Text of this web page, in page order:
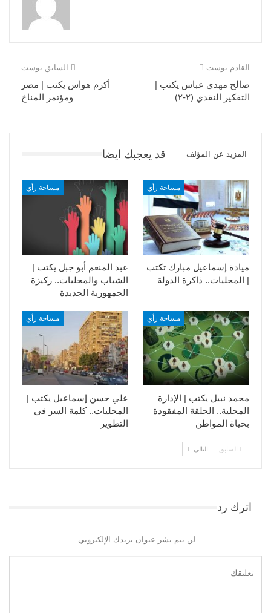
السابق بوست
أكرم هواس يكتب | مصر
ومؤتمر المناخ
القادم بوست
صالح مهدي عباس يكتب |
التفكير النقدي (٢-٢)
قد يعجبك ايضا المزيد عن المؤلف
مساحة رأي
عبد المنعم أبو جبل يكتب |
الشباب والمحليات.. ركيزة
الجمهورية الجديدة
مساحة رأي
ميادة إسماعيل مبارك تكتب
| المحليات.. ذاكرة الدولة
مساحة رأي
علي حسن إسماعيل يكتب |
المحليات.. كلمة السر في
التطوير​
مساحة رأي
محمد نبيل يكتب | الإدارة
المحلية.. الحلقة المفقودة
بحياة المواطن
السابق التالي
اترك رد
لن يتم نشر عنوان بريدك الإلكتروني.